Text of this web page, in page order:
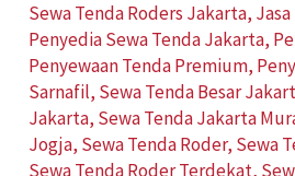
Sewa Tenda Roders Jakarta,
Penyedia Sewa Tenda Jakarta,
Penyewaan Tenda Premium,
Sarnafil, Sewa Tenda Besar
Jakarta, Sewa Tenda Jakarta
Jogja, Sewa Tenda Roder, Sewa
Sewa Tenda Roder Terdekat,